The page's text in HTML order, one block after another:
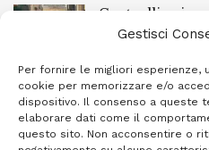
Gestisci
Per fornire le migliori esperienze,
cookie per memorizzare e/o
dispositivo. Il consenso a queste
elaborare dati come il
questo sito. Non acconsentire o
Controlli nei
della provincia
Ragusa piange
Mazzone
6 AGOSTO 2026